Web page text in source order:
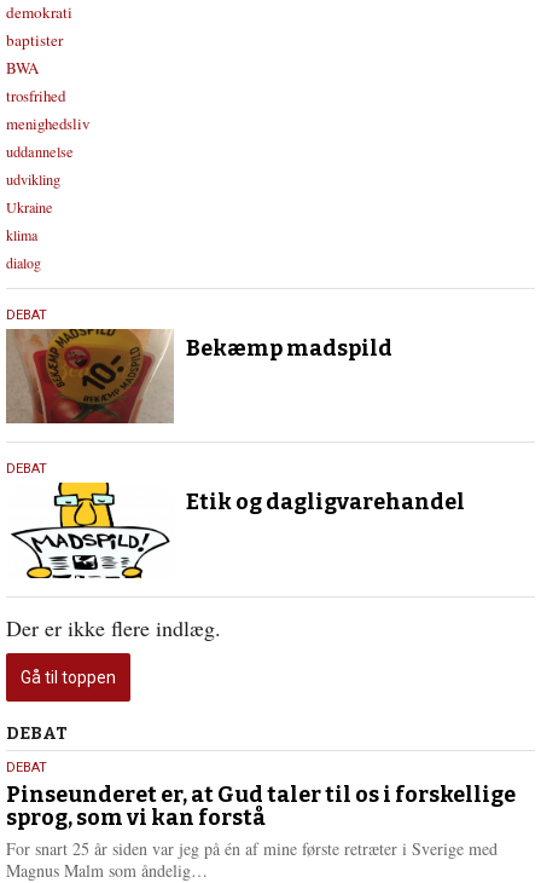
demokrati
baptister
BWA
trosfrihed
menighedsliv
uddannelse
udvikling
Ukraine
klima
dialog
3.
marts
2022
DEBAT
Bekæmp madspild
19.
2019
DEBAT
Etik og dagligvarehandel
Der er ikke flere indlæg.
Gå til toppen
Debat
DEBAT
5.
august
2026
DEBAT
Pinseunderet er, at Gud taler til os i forskellige
sprog, som vi kan forstå
For snart 25 år siden var jeg på én af mine første retræter i Sverige med
Magnus Malm som åndelig…